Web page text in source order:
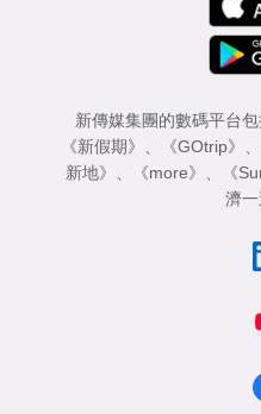
新傳媒集團的數碼平台
《新假期》
《GOtrip》
新地》
《more》 《
濟一